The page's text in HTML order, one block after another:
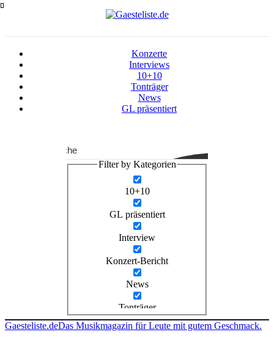
Konzerte
Interviews
10+10
Tonträger
News
GL präsentiert
Suche
Filter by Kategorien
10+10
GL präsentiert
Interview
Konzert-Bericht
News
Tonträger
Gaesteliste.deDas Musikmagazin für Leute mit gutem Geschmack.